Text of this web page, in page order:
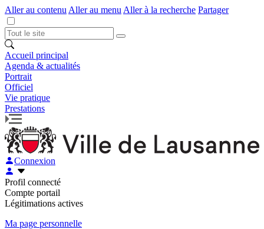
Aller au contenu Aller au menu Aller à la recherche Partager
Accueil principal
Agenda & actualités
Portrait
Officiel
Vie pratique
Prestations
Connexion
Profil connecté
Compte portail
Légitimations actives
Ma page personnelle